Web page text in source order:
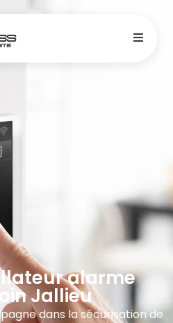
alarme
Jallieu
dans la sécurisation de